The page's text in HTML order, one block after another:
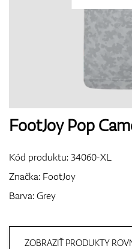
FootJoy Pop
Kód produktu:34060-XL
Značka: FootJoy
Barva: Grey
ZOBRAZIŤ PRODUKTY